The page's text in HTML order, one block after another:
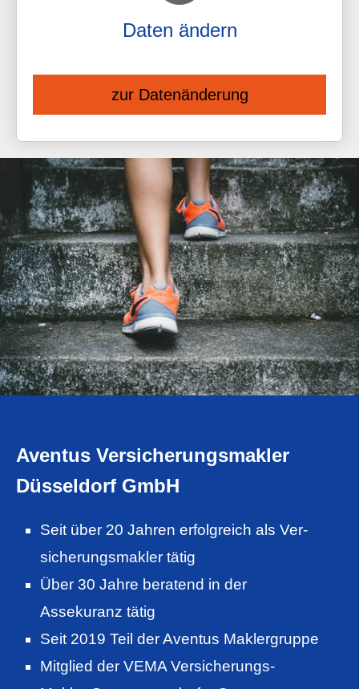
Daten ändern
zur Datenänderung
Aventus Ver­sicherungs­makler
Düsseldorf GmbH
Seit über 20 Jahren erfolgreich als Ver­
sicherungs­makler tätig
Über 30 Jahre beratend in der
Assekuranz tätig
Seit 2019 Teil der Aventus Maklergruppe
Mitglied der VEMA Versicherungs-